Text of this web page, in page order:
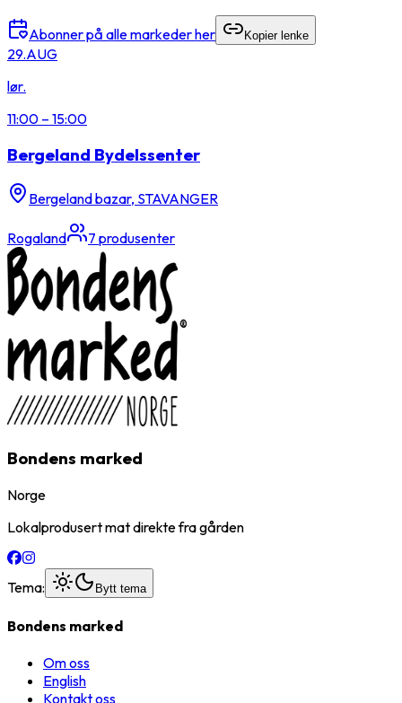
Abonner på alle markeder her Kopier lenke
29.AUG
lør.
11:00 – 15:00
Bergeland Bydelssenter
Bergeland bazar, STAVANGER
Rogaland 7 produsenter
Bondens marked
Norge
Lokalprodusert mat direkte fra gården
Tema: Bytt tema
Bondens marked
Om oss
English
Kontakt oss